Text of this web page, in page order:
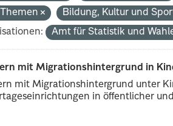
Themen
Bildung, Kultur und
Amt für Statistik und
mit Migrationshintergrund in
mit Migrationshintergrund unter
in öffentlicher